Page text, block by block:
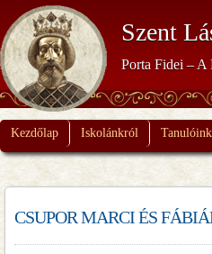
Szent
Porta Fidei –
Kezdőlap Iskolánkról Tanulóink
CSUPOR MARCI ÉS